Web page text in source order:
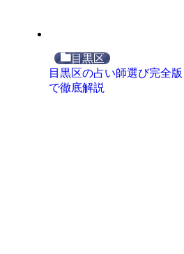
目黒区
目黒区の占い師選び完全
で徹底解説